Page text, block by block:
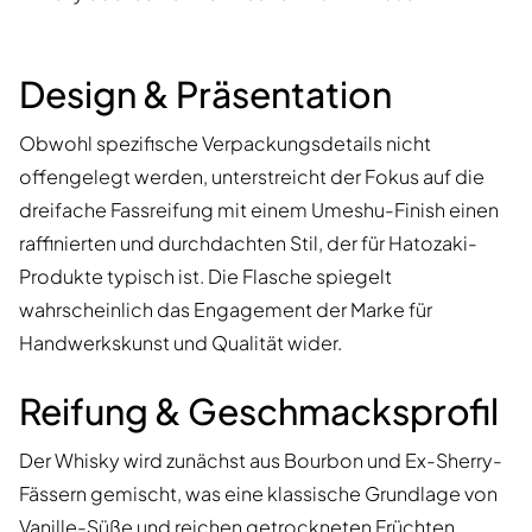
Design & Präsentation
Obwohl spezifische Verpackungsdetails nicht
offengelegt werden, unterstreicht der Fokus auf die
dreifache Fassreifung mit einem Umeshu-Finish einen
raffinierten und durchdachten Stil, der für Hatozaki-
Produkte typisch ist. Die Flasche spiegelt
wahrscheinlich das Engagement der Marke für
Handwerkskunst und Qualität wider.
Reifung & Geschmacksprofil
Der Whisky wird zunächst aus Bourbon und Ex-Sherry-
Fässern gemischt, was eine klassische Grundlage von
Vanille-Süße und reichen getrockneten Früchten